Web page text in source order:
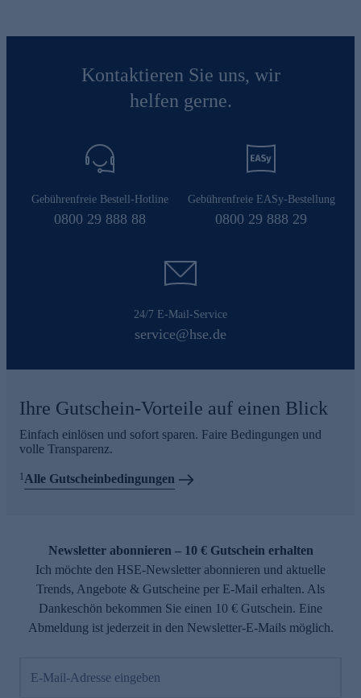
Kontaktieren Sie uns, wir
helfen gerne.
Gebührenfreie Bestell-Hotline
0800 29 888 88
Gebührenfreie EASy-Bestellung
0800 29 888 29
24/7 E-Mail-Service
service@hse.de
Ihre Gutschein-Vorteile auf einen Blick
Einfach einlösen und sofort sparen. Faire Bedingungen und
volle Transparenz.
1 Alle Gutscheinbedingungen
Newsletter abonnieren – 10 € Gutschein erhalten
Ich möchte den HSE-Newsletter abonnieren und aktuelle
Trends, Angebote & Gutscheine per E-Mail erhalten. Als
Dankeschön bekommen Sie einen 10 € Gutschein. Eine
Abmeldung ist jederzeit in den Newsletter-E-Mails möglich.
E-Mail-Adresse eingeben